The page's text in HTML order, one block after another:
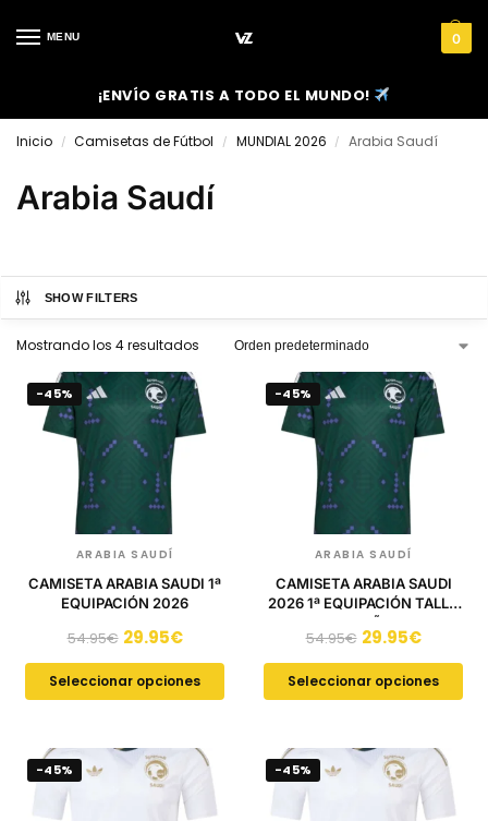
MENU 0
¡ENVÍO GRATIS A TODO EL MUNDO!
Inicio / Camisetas de Fútbol / MUNDIAL 2026 / Arabia Saudí
Arabia Saudí
SHOW FILTERS
Mostrando los 4 resultados
-45%
ARABIA SAUDÍ
CAMISETA ARABIA SAUDI 1ª
EQUIPACIÓN 2026
54.95€ 29.95€
Seleccionar opciones
-45%
ARABIA SAUDÍ
CAMISETA ARABIA SAUDI
2026 1ª EQUIPACIÓN TALLA
DE NIÑO
54.95€ 29.95€
Seleccionar opciones
-45% -45%